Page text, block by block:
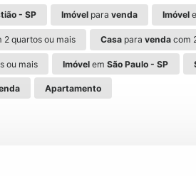
- SP Imóvelpara venda Imóvel
quartos ou mais Casapara vendacom
ou mais Imóvel emSão Paulo - SP
Apartamento